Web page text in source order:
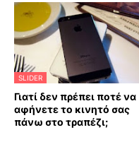
SLIDER
Γιατί δεν πρέπει ποτέ να
αφήνετε το κινητό σας
πάνω στο τραπέζι;